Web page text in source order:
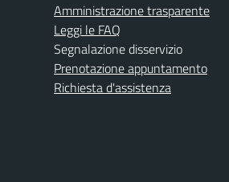
Amministrazione trasparente
Leggi le FAQ
Segnalazione disservizio
Prenotazione appuntamento
Richiesta d'assistenza